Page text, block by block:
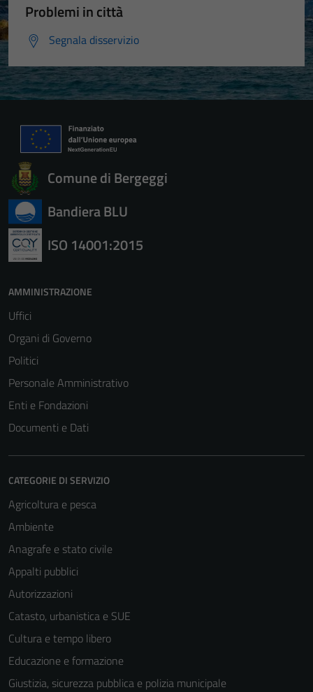
Problemi in città
Segnala disservizio
Comune di Bergeggi
Bandiera BLU
ISO 14001:2015
AMMINISTRAZIONE
Uffici
Organi di Governo
Politici
Personale Amministrativo
Enti e Fondazioni
Documenti e Dati
CATEGORIE DI SERVIZIO
Agricoltura e pesca
Ambiente
Anagrafe e stato civile
Appalti pubblici
Autorizzazioni
Catasto, urbanistica e SUE
Cultura e tempo libero
Educazione e formazione
Giustizia, sicurezza pubblica e polizia municipale